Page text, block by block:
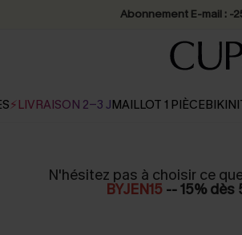
Abonnement E-mail : -
⚡LIVRAISON 2-3 JMAILLOT 1 PIÈCEBIKINI
N'hésitez pas à choisir ce
BYJEN15 -- 15%